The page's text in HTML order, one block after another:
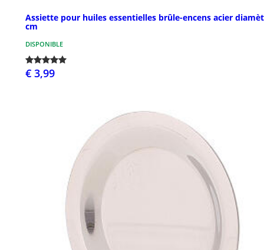
Assiette pour huiles essentielles brûle-encens acier
cm
DISPONIBLE
€ 3,99